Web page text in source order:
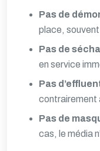
Pas de
place,
Pas de
en service
Pas
contrairement
Pas de
cas, le média